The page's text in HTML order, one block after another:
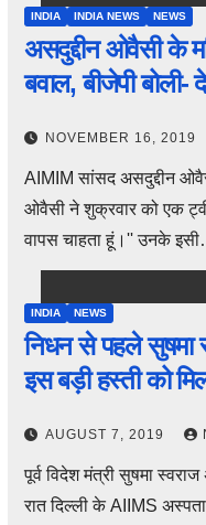
INDIA INDIA NEWS NEWS
असदुद्दीन ओवैसी के
बवाल, बीजेपी बोली-
NOVEMBER 16, 2019
AIMIM सांसद असदुद्दीन
ओवैसी ने शुक्रवार को एक
वापस चाहता हूं।'' उनके
INDIA NEWS
निधन से पहले सुषमा
इस बड़ी हस्ती को
AUGUST 7, 2019
पूर्व विदेश मंत्री सुषमा
रात दिल्ली के AIIMS